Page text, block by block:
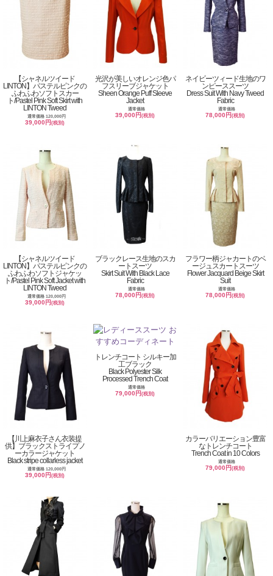
【シャネルツイード
LINTON】パステルピンクの
ふわふわソフトスカー
ト/Pastel Pink Soft Skirt with
LINTON Tweed
通常価格 120,000円
39,000円(税別)
光沢が美しいオレンジ色パ
フスリーブジャケット
Sheen Orange Puff Sleeve
Jacket
通常価格
39,000円(税別)
ネイビーツィード生地のワ
ンピーススーツ
Dress Suit With Navy Tweed
Fabric
通常価格
78,000円(税別)
【シャネルツイード
LINTON】パステルピンクの
ふわふわソフトジャケッ
ト/Pastel Pink Soft Jacket with
LINTON Tweed
通常価格 120,000円
39,000円(税別)
ブラックレース生地のスカ
ートスーツ
Skirt Suit With Black Lace
Fabric
通常価格
78,000円(税別)
フラワー柄ジャカートのベ
ージュスカートスーツ
Flower Jacquard Beige Skirt
Suit
通常価格
78,000円(税別)
【川上麻衣子さん衣装提
供】ブラックストライプノ
ーカラージャケット
Black stripe collarless jacket
通常価格 120,000円
39,000円(税別)
トレンチコート シルキー加
工ブラック
Black Polyester Silk
Processed Trench Coat
通常価格
79,000円(税別)
カラーバリエーション豊富
なトレンチコート
Trench Coat in 10 Colors
通常価格
79,000円(税別)